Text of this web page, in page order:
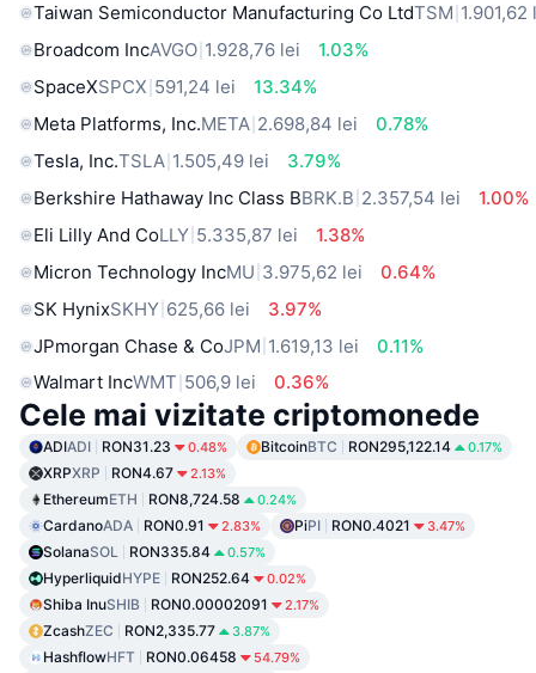
Taiwan Semiconductor Manufacturing Co LtdTSM 1.901,62
Broadcom IncAVGO 1.928,76 lei
1.03%
SpaceXSPCX 591,24 lei
13.34%
Meta Platforms, Inc.META 2.698,84 lei
0.78%
Tesla, Inc.TSLA 1.505,49 lei
3.79%
Berkshire Hathaway Inc Class BBRK.B 2.357,54 lei
1.00%
Eli Lilly And CoLLY 5.335,87 lei
1.38%
Micron Technology IncMU 3.975,62 lei
0.64%
SK HynixSKHY 625,66 lei
3.97%
JPmorgan Chase & CoJPM 1.619,13 lei
0.11%
Walmart IncWMT 506,9 lei 0.36%
Cele mai vizitate criptomonede
ADIADI RON31.23 0.48% BitcoinBTC RON295,122.14 0.17%
XRPXRP RON4.67 2.13%
EthereumETH RON8,724.58 0.24%
CardanoADA RON0.91 2.83% PiPI RON0.4021 3.47%
SolanaSOL RON335.84 0.57%
HyperliquidHYPE RON252.64 0.02%
Shiba InuSHIB RON0.00002091 2.17%
ZcashZEC RON2,335.77 3.87%
HashflowHFT RON0.06458 54.79%